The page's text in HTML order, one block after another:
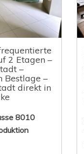
2 Etagen –
–
Bestlage –
direkt in
8010